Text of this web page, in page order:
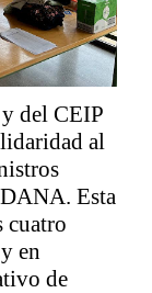
del CEIP
al
Esta
cuatro
en
de